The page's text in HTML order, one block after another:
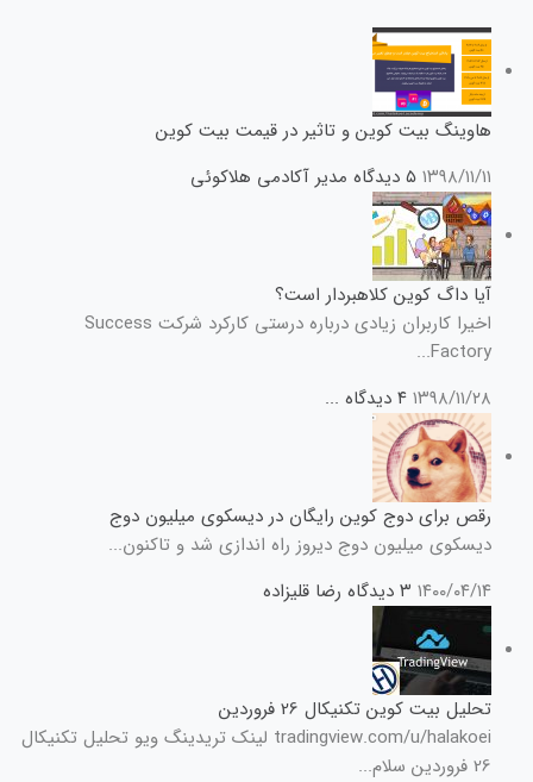
هاوینگ بیت کوین و تاثیر در قیمت بیت کوین
۱۳۹۸/۱۱/۱۱ ۵ دیدگاه مدیر آکادمی هلاکوئی
آیا داگ کوین کلاهبردار است؟
اخیرا کاربران زیادی درباره درستی کارکرد شرکت Success
Factory...
۱۳۹۸/۱۱/۲۸ ۴ دیدگاه ...
رقص برای دوج کوین رایگان در دیسکوی میلیون دوج
دیسکوی میلیون دوج دیروز راه اندازی شد و تاکنون...
۱۴۰۰/۰۴/۱۴ ۳ دیدگاه رضا قلیزاده
تحلیل بیت کوین تکنیکال 26 فروردین
tradingview.com/u/halakoei لینک تریدینگ ویو تحلیل تکنیکال
26 فروردین سلام...